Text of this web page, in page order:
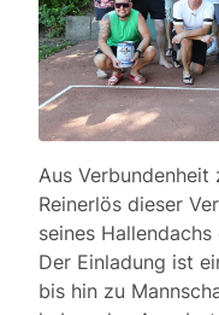
Aus
Reinerlös dieser
seines
Der Einladung ist
bis hin zu